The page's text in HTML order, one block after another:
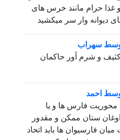
غذا حرام مانند خرس های
دیوانه وار سر میکشید
سهراب
کثیف و شرم آور حاکمان
احمد
محوریت فارس ها و یا
ستان ممکن و مقدور
فارسیوان ها باید اتحاد